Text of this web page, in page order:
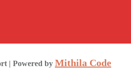
| Powered by Mithila Code